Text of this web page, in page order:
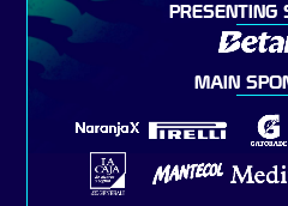
PRESENTING
MAIN